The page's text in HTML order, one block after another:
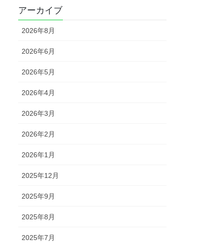
アーカイブ
2026年8月
2026年6月
2026年5月
2026年4月
2026年3月
2026年2月
2026年1月
2025年12月
2025年9月
2025年8月
2025年7月